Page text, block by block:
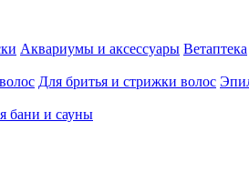
Аквариумы и аксессуары Ветаптека
Для бритья и стрижки волос
бани и сауны